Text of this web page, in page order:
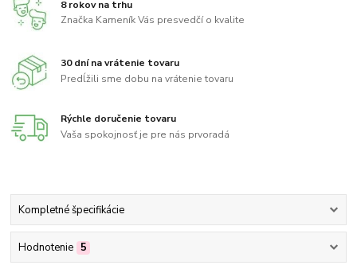
8 rokov na trhu
Značka Kameník Vás presvedčí o kvalite
30 dní na vrátenie tovaru
Predĺžili sme dobu na vrátenie tovaru
Rýchle doručenie tovaru
Vaša spokojnosť je pre nás prvoradá
Kompletné špecifikácie
Hodnotenie 5